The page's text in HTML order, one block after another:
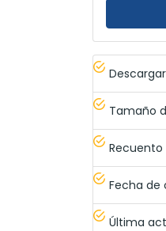
Descargar
Tamaño
Recuento
Fecha de
Última